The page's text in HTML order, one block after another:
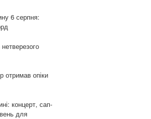
6 серпня:
отримав опіки
концерт, сап-
для